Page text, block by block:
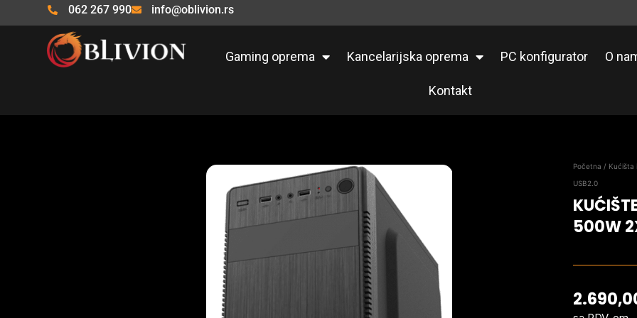
na
062 267 990 info@oblivion.rs
Gaming oprema Kancelarijska oprema PC konfigurator O
Kontakt
Početna / Kućišta
USB2.0
500W